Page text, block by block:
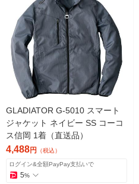
GLADIATOR G-5010 スマート
ジャケット ネイビー SS コーコ
ス信岡 1着（直送品）
4,488円 （税込）
ログイン&全額PayPay支払いで
5%